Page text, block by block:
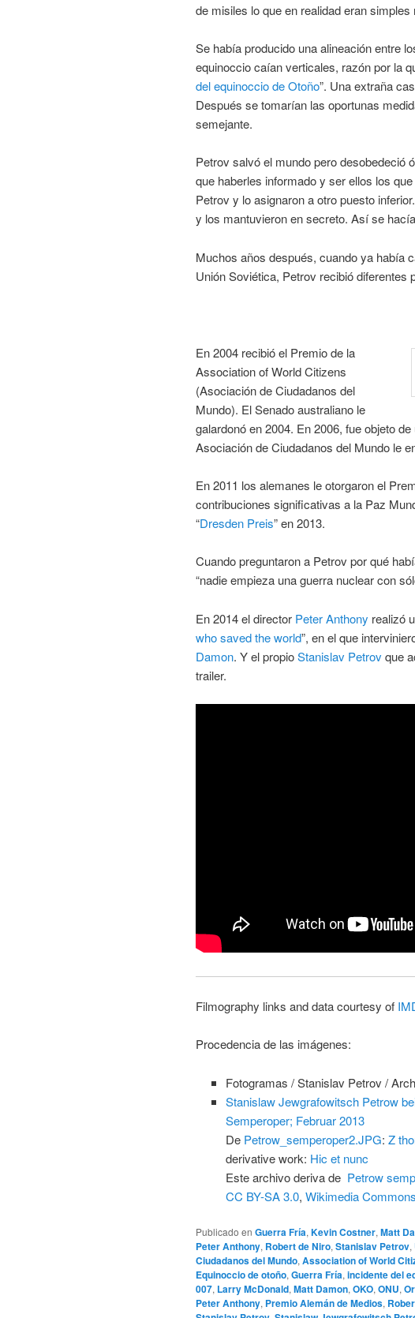
de misiles lo que en realidad eran
Se había producido una alineación entre
equinoccio caían verticales, razón por la
del equinoccio de Otoño”. Una extraña
Después se tomarían las oportunas
semejante.
Petrov salvó el mundo pero desobedeció
que haberles informado y ser ellos los
Petrov y lo asignaron a otro puesto
y los mantuvieron en secreto. Así se
Muchos años después, cuando ya había
Unión Soviética, Petrov recibió diferentes
En 2004 recibió el Premio de la
Association of World Citizens
(Asociación de Ciudadanos del
Mundo). El Senado australiano le
galardonó en 2004. En 2006, fue objeto
Asociación de Ciudadanos del Mundo le
En 2011 los alemanes le otorgaron el
contribuciones significativas a la Paz
“Dresden Preis” en 2013.
Cuando preguntaron a Petrov por qué
“nadie empieza una guerra nuclear con
En 2014 el director Peter Anthony realizó
who saved the world”, en el que
Damon. Y el propioStanislav Petrovque
trailer.
Filmography links and data courtesy of
Procedencia de las imágenes:
Fotogramas / Stanislav Petrov /
Stanislaw Jewgrafowitsch Petrow
Semperoper; Februar 2013
De Petrow_semperoper2.JPG: Z
derivative work: Hic et nunc
Este archivo deriva de Petrow
CC BY-SA 3.0, Wikimedia Commons
Publicado en Guerra Fría, Kevin Costner, Matt
Peter Anthony, Robert de Niro, Stanislav Petrov,
Ciudadanos del Mundo, Association of World
Equinoccio de otoño, Guerra Fría, incidente del
007, Larry McDonald, Matt Damon, OKO, ONU,
Peter Anthony, Premio Alemán de Medios,